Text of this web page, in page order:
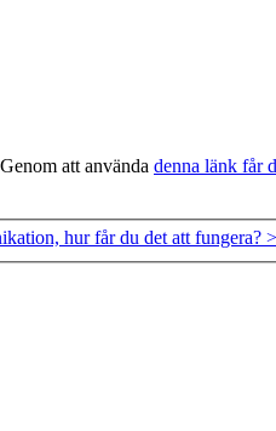
att använda denna länk får
hur får du det att fungera?